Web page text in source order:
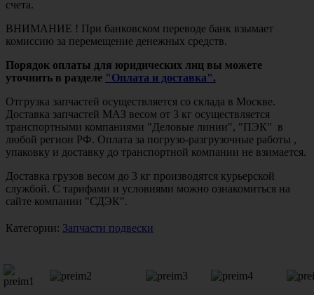
счета.
ВНИМАНИЕ ! При банковском переводе банк взымает
комиссию за перемещение денежных средств.
Порядок оплаты для юридических лиц вы можете
уточнить в разделе "Оплата и доставка".
Отгрузка запчастей осуществляется со склада в Москве.
Доставка запчастей МАЗ весом от 3 кг осуществляется
транспортными компаниями "Деловые линии", "ПЭК" в
любой регион РФ. Оплата за погрузо-разгрузочные работы ,
упаковку и доставку до транспортной компании не взимается.
Доставка грузов весом до 3 кг производятся курьерской
службой. С тарифами и условиями можно ознакомиться на
сайте компании "СДЭК".
Категории: Запчасти подвески